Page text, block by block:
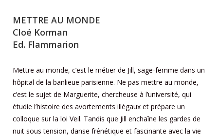
METTRE AU MONDE
Cloé Korman
Ed. Flammarion
Mettre au monde, c’est le métier de Jill, sage-femme dans un
hôpital de la banlieue parisienne. Ne pas mettre au monde,
c’est le sujet de Marguerite, chercheuse à l’université, qui
étudie l’histoire des avortements illégaux et prépare un
colloque sur la loi Veil. Tandis que Jill enchaîne les gardes de
nuit sous tension, danse frénétique et fascinante avec la vie